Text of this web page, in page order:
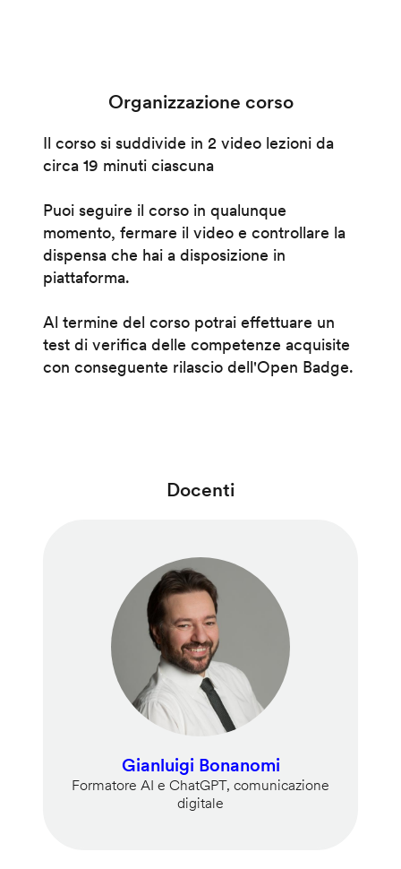
Organizzazione corso
Il corso si suddivide in 2 video lezioni da
circa 19 minuti ciascuna
Puoi seguire il corso in qualunque
momento, fermare il video e controllare la
dispensa che hai a disposizione in
piattaforma.
Al termine del corso potrai effettuare un
test di verifica delle competenze acquisite
con conseguente rilascio dell'Open Badge.
Docenti
Gianluigi Bonanomi
Formatore AI e ChatGPT, comunicazione
digitale